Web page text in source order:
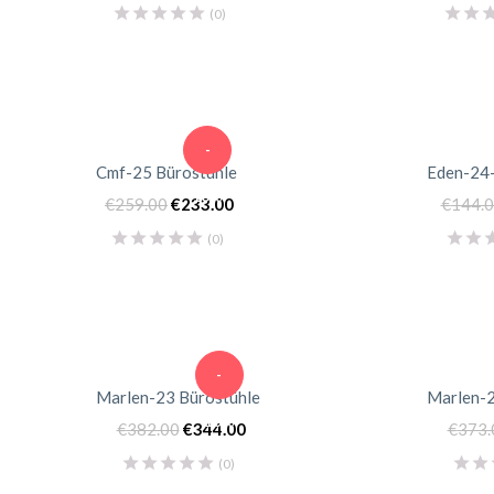
(0)
-
10%
Cmf-25 Bürostühle
€259.00€233.00
(0)
Eden-
€
-
10%
Marlen-23 Bürostühle
€382.00€344.00
(0)
Marlen-
€